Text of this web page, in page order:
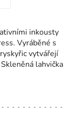
inkousty
Vyráběné s
vytvářejí
lahvička